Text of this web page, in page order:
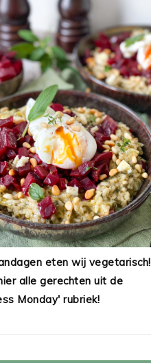
eten wij vegetarisch!
alle gerechten uit de
Monday' rubriek!